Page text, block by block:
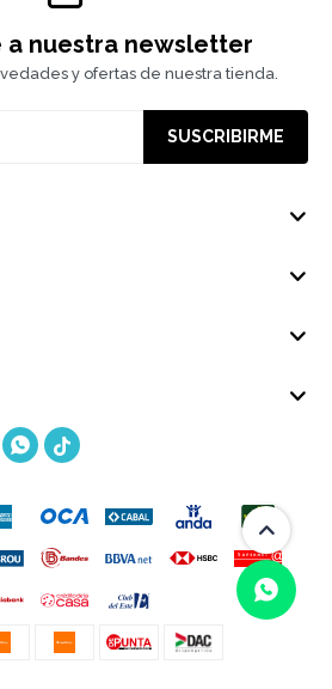
a nuestra newsletter
y ofertas de nuestra tienda.
SUSCRIBIRME
